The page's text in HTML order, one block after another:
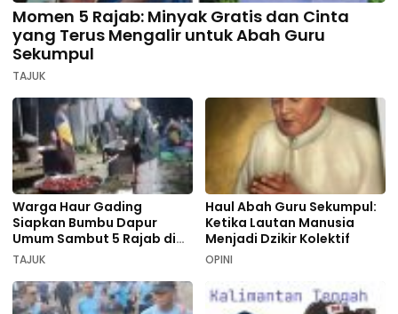
Momen 5 Rajab: Minyak Gratis dan Cinta
yang Terus Mengalir untuk Abah Guru
Sekumpul
TAJUK
Warga Haur Gading
Siapkan Bumbu Dapur
Umum Sambut 5 Rajab di
Sekumpul
TAJUK
Haul Abah Guru Sekumpul:
Ketika Lautan Manusia
Menjadi Dzikir Kolektif
OPINI